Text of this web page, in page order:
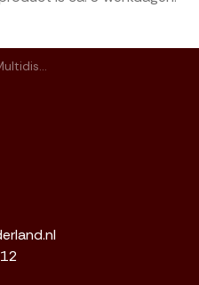
schijf - per stuk